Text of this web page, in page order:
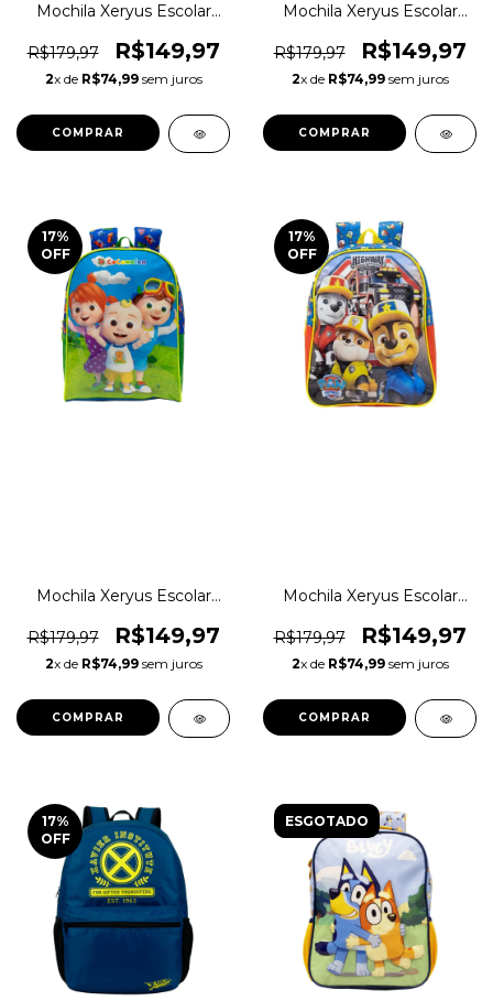
Mochila Xeryus Escolar
McQueen Original
1magnus
R$179,97 R$149,97
2x de R$74,99sem juros
COMPRAR
Mochila Xeryus Escolar
1magnus
R$179,97 R$149,97
2x de R$74,99sem juros
COMPRAR
17%
OFF
Mochila Xeryus Escolar
1magnus
R$179,97 R$149,97
2x de R$74,99sem juros
COMPRAR
17%
OFF
Mochila Xeryus Escolar
1magnus
R$179,97 R$149,97
2x de R$74,99sem juros
COMPRAR
17%
OFF
ESGOTADO